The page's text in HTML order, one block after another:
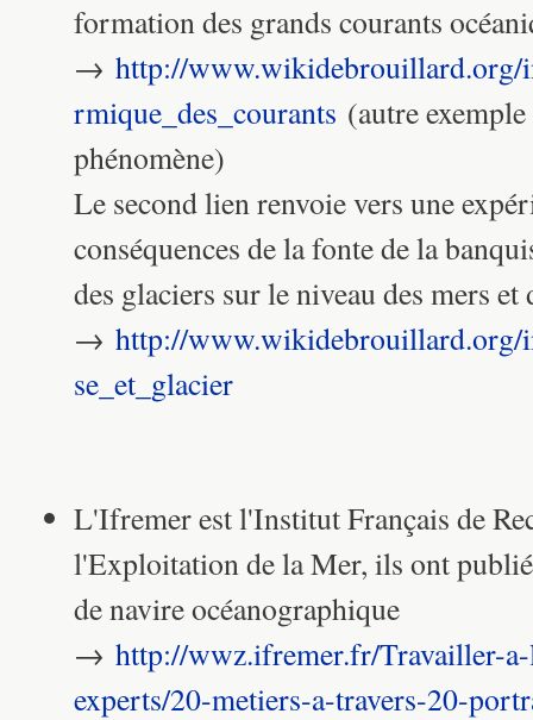
formation des grands courants
→http://www.wikidebrouillard.org/
rmique_des_courants (autre exemple
phénomène)
Le second lien renvoie vers une
conséquences de la fonte de la
des glaciers sur le niveau des mers et
→http://www.wikidebrouillard.org/
se_et_glacier
L'Ifremer est l'Institut Français de
l'Exploitation de la Mer, ils ont
de navire océanographique
→http://wwz.ifremer.fr/Travailler-
experts/20-metiers-a-travers-20-